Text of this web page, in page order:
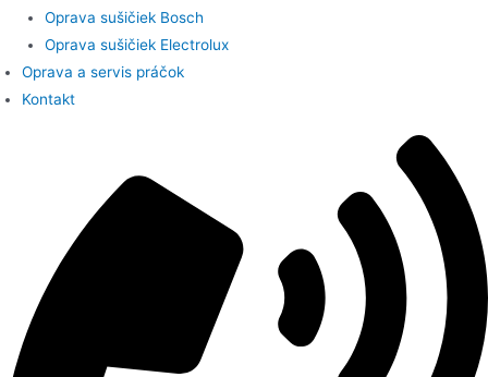
Oprava sušičiek Bosch
Oprava sušičiek Electrolux
Oprava a servis práčok
Kontakt